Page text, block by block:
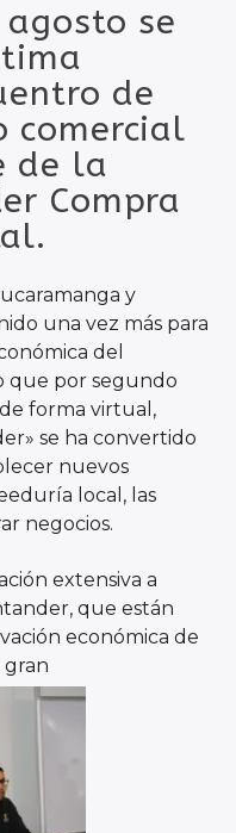
se
de
comercial
de la
Compra
y
una vez más para
del
que por segundo
forma virtual,
se ha convertido
nuevos
local, las
negocios.
extensiva a
que están
económica de
gran